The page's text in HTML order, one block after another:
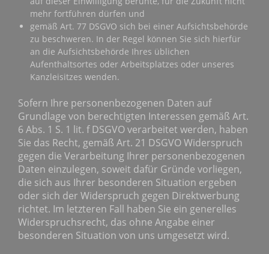
mehr fortführen dürfen und
gemäß Art. 77 DSGVO sich bei einer Aufsichtsbehörde
zu beschweren. In der Regel können Sie sich hierfür
an die Aufsichtsbehörde Ihres üblichen
Aufenthaltsortes oder Arbeitsplatzes oder unseres
Kanzleisitzes wenden.
Sofern Ihre personenbezogenen Daten auf
Grundlage von berechtigten Interessen gemäß Art.
6 Abs. 1 S. 1 lit. f DSGVO verarbeitet werden, haben
Sie das Recht, gemäß Art. 21 DSGVO Widerspruch
gegen die Verarbeitung Ihrer personenbezogenen
Daten einzulegen, soweit dafür Gründe vorliegen,
die sich aus Ihrer besonderen Situation ergeben
oder sich der Widerspruch gegen Direktwerbung
richtet. Im letzteren Fall haben Sie ein generelles
Widerspruchsrecht, das ohne Angabe einer
besonderen Situation von uns umgesetzt wird.